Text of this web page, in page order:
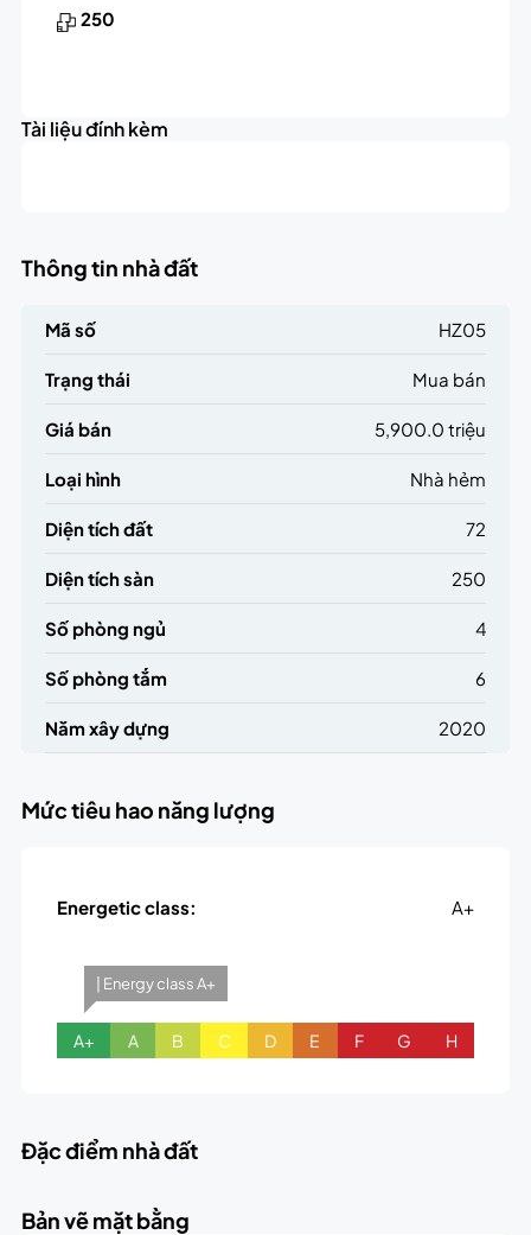
250
Tài liệu đính kèm
Thông tin nhà đất
Mã số HZ05
Trạng thái Mua bán
Giá bán 5,900.0 triệu
Loại hình Nhà hẻm
Diện tích đất 72
Diện tích sàn 250
Số phòng ngủ 4
Số phòng tắm 6
Năm xây dựng 2020
Mức tiêu hao năng lượng
Energetic class: A+
| Energy class A+
A+ A B C D E F G H
Đặc điểm nhà đất
Bản vẽ mặt bằng